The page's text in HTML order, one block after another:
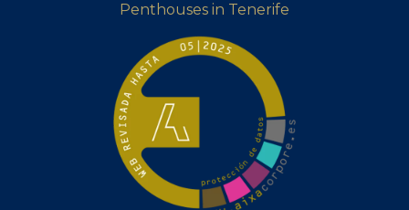
Penthouses in Tenerife